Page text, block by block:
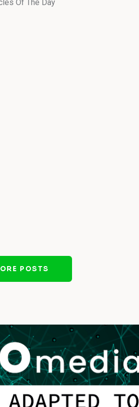
Of The Day
POSTS